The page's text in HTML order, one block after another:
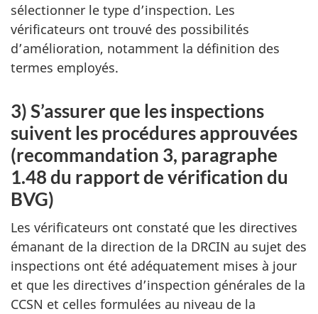
sélectionner le type d’inspection. Les
vérificateurs ont trouvé des possibilités
d’amélioration, notamment la définition des
termes employés.
3) S’assurer que les inspections
suivent les procédures approuvées
(recommandation 3, paragraphe
1.48 du rapport de vérification du
BVG)
Les vérificateurs ont constaté que les directives
émanant de la direction de la DRCIN au sujet des
inspections ont été adéquatement mises à jour
et que les directives d’inspection générales de la
CCSN et celles formulées au niveau de la